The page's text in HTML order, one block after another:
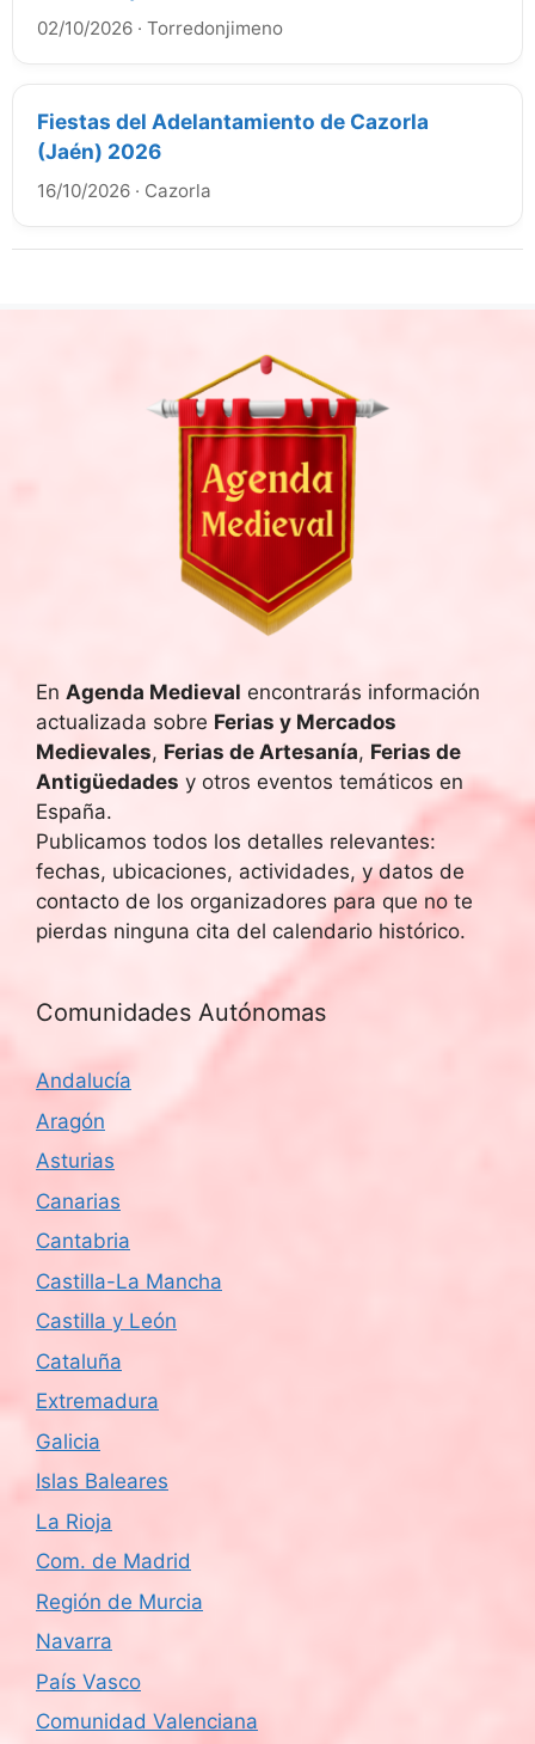
02/10/2026 · Torredonjimeno
Fiestas del Adelantamiento de Cazorla
(Jaén) 2026
16/10/2026 · Cazorla
En Agenda Medieval encontrarás información
actualizada sobre Ferias y Mercados
Medievales, Ferias de Artesanía, Ferias de
Antigüedades y otros eventos temáticos en
España.
Publicamos todos los detalles relevantes:
fechas, ubicaciones, actividades, y datos de
contacto de los organizadores para que no te
pierdas ninguna cita del calendario histórico.
Comunidades Autónomas
Andalucía
Aragón
Asturias
Canarias
Cantabria
Castilla-La Mancha
Castilla y León
Cataluña
Extremadura
Galicia
Islas Baleares
La Rioja
Com. de Madrid
Región de Murcia
Navarra
País Vasco
Comunidad Valenciana